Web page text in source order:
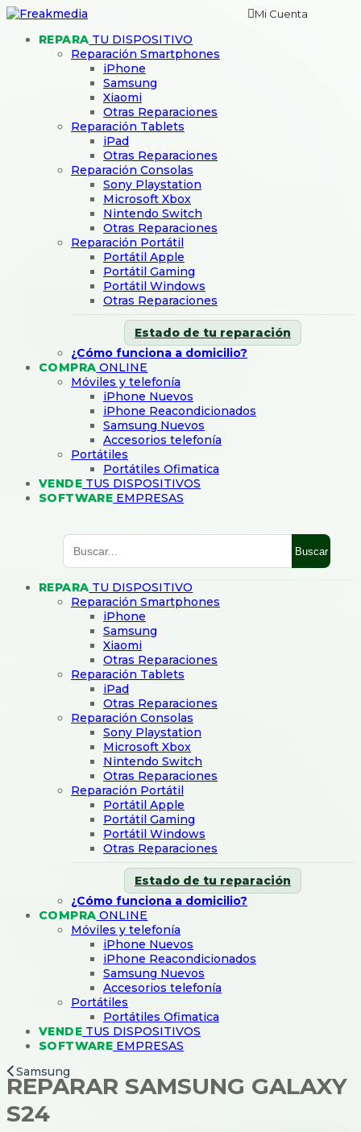
Mi Cuenta
REPARA TU DISPOSITIVO
Reparación Smartphones
iPhone
Samsung
Xiaomi
Otras Reparaciones
Reparación Tablets
iPad
Otras Reparaciones
Reparación Consolas
Sony Playstation
Microsoft Xbox
Nintendo Switch
Otras Reparaciones
Reparación Portátil
Portátil Apple
Portátil Gaming
Portátil Windows
Otras Reparaciones
Estado de tu reparación
¿Cómo funciona a domicilio?
COMPRA ONLINE
Móviles y telefonía
iPhone Nuevos
iPhone Reacondicionados
Samsung Nuevos
Accesorios telefonía
Portátiles
Portátiles Ofimatica
VENDE TUS DISPOSITIVOS
SOFTWARE EMPRESAS
Buscar
REPARA TU DISPOSITIVO
Reparación Smartphones
iPhone
Samsung
Xiaomi
Otras Reparaciones
Reparación Tablets
iPad
Otras Reparaciones
Reparación Consolas
Sony Playstation
Microsoft Xbox
Nintendo Switch
Otras Reparaciones
Reparación Portátil
Portátil Apple
Portátil Gaming
Portátil Windows
Otras Reparaciones
Estado de tu reparación
¿Cómo funciona a domicilio?
COMPRA ONLINE
Móviles y telefonía
iPhone Nuevos
iPhone Reacondicionados
Samsung Nuevos
Accesorios telefonía
Portátiles
Portátiles Ofimatica
VENDE TUS DISPOSITIVOS
SOFTWARE EMPRESAS
Samsung
REPARAR SAMSUNG GALAXY
S24